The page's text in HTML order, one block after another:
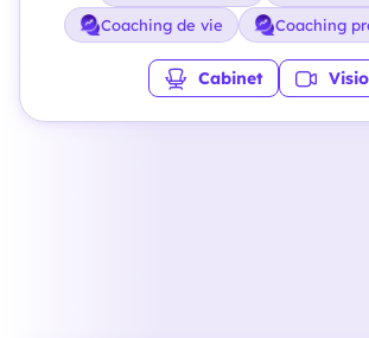
Coaching de vie
Coaching
Cabinet Visio